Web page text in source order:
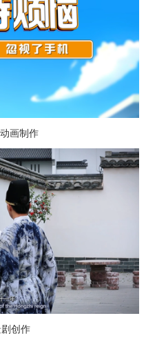
画制作
创作